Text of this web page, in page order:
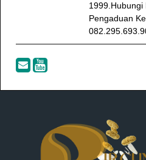
1999.Hubungi
Pengaduan